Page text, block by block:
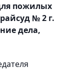
пожилых
№ 2 г.
дела,